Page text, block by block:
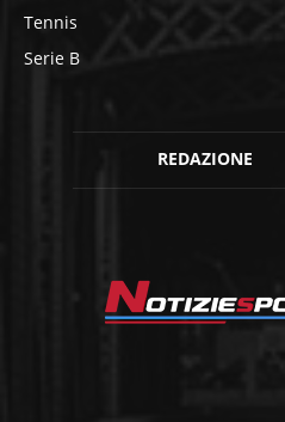
Tennis
Serie B
REDAZIONE